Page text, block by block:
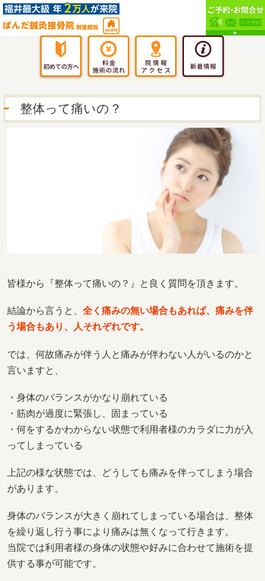
整体って痛いの？
皆様から『整体って痛いの？』と良く質問を頂きます。
結論から言うと、 全く痛みの無い場合もあれば、痛みを伴
う場合もあり、人それぞれです。
では、何故痛みが伴う人と痛みが伴わない人がいるのかと
言いますと、
・身体のバランスがかなり崩れている
・筋肉が過度に緊張し、固まっている
・何をするかわからない状態で利用者様のカラダに力が入
ってしまっている
上記の様な状態では、どうしても痛みを伴ってしまう場合
があります。
身体のバランスが大きく崩れてしまっている場合は、整体
を繰り返し行う事により痛みは無くなって行きます。
当院では利用者様の身体の状態や好みに合わせて施術を提
供する事が可能です。